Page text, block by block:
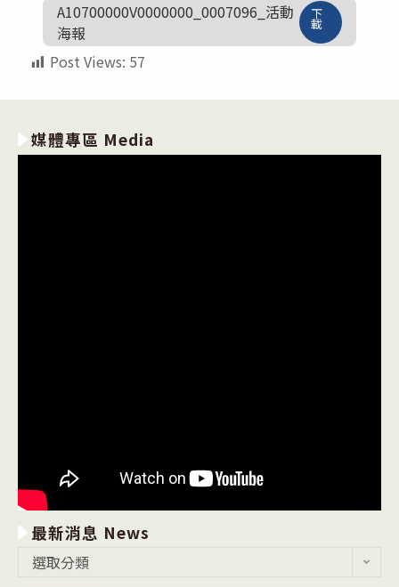
A10700000V0000000_0007096_活動
海報
下
載
Post Views: 57
媒體專區 Media
最新消息 News
選取分類